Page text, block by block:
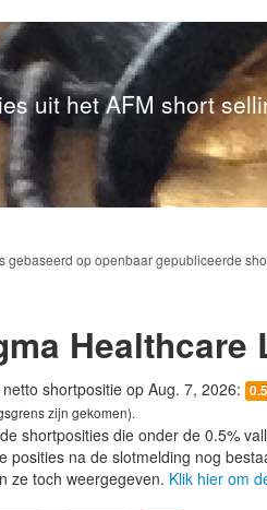
uit het AFM short
gebaseerd op openbaar gepubliceerde
Healthcare
shortpositie op Aug. 7, 2026:
zijn gekomen).
shortposities die onder de 0.5%
posities na de slotmelding nog
ze toch weergegeven. Klik hier om